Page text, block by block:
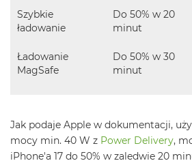
A
M
M
a
k
P
r
Szybkie
ładowanie
Do 50% w 20
minut
Ładowanie
MagSafe
Do 50% w 30
minut
Jak podaje Apple w dokumentacji,
mocy min. 40 W z Power Delivery,
iPhone'a 17 do 50% w zaledwie 20